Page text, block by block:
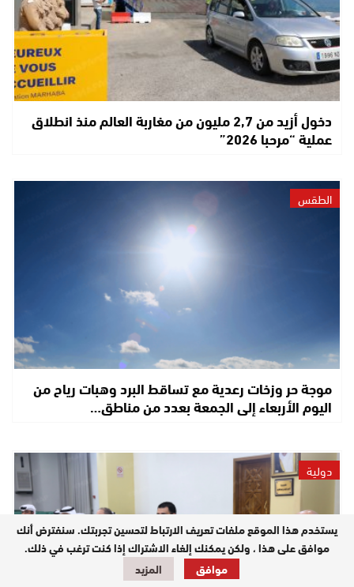
دخول أزيد من 2,7 مليون من مغاربة العالم منذ انطلاق
عملية “مرحبا 2026”
الطقس
موجة حر وزخات رعدية مع تساقط البرد وهبات رياح من
اليوم الأربعاء إلى الجمعة بعدد من مناطق…
دولية
يستخدم هذا الموقع ملفات تعريف الارتباط لتحسين تجربتك. سنفترض أنك
موافق على هذا ، ولكن يمكنك إلغاء الاشتراك إذا كنت ترغب في ذلك.
موافق
المزيد